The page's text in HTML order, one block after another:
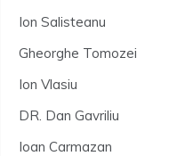
Ion Salisteanu
Gheorghe Tomozei
Ion Vlasiu
DR. Dan Gavriliu
Ioan Carmazan